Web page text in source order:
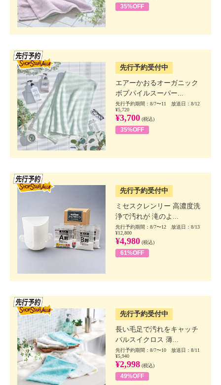
35%OFF
先行予約受付中
エアーかおるオーガニック
ボブパイルスーパー...
先行予約期間：8/7〜11 放送日：8/12
¥5,720
¥3,700 (税込)
35%OFF
先行予約受付中
ミセスクレンリー 高濃度洗
浄で汚れが 滝のよ...
先行予約期間：8/7〜12 放送日：8/13
¥12,800
¥4,980 (税込)
61%OFF
先行予約受付中
長い毛足で汚れをキャッチ
パルスイクロス 薄...
先行予約期間：8/7〜10 放送日：8/11
¥5,940
¥2,998 (税込)
49%OFF